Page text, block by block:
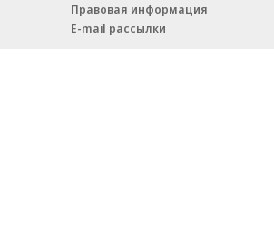
Правовая информация
E-mail рассылки